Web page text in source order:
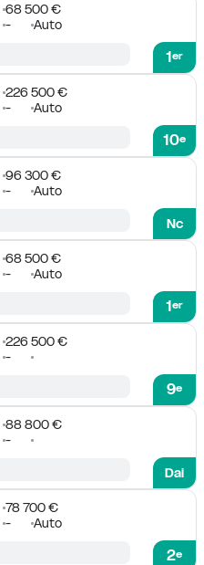
68 500 €
- Auto
1er
226 500 €
- Auto
10e
96 300 €
-
Auto
Nc
68 500 €
- Auto
1er
226 500 €
-
9e
88 800 €
-
Dai
78 700 €
- Auto
2e